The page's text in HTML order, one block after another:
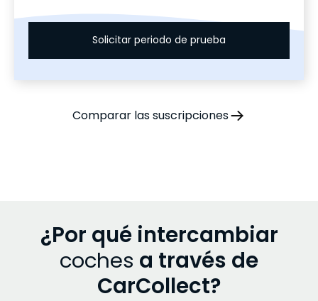
Solicitar periodo de prueba
Comparar las suscripciones
¿Por qué intercambiar
coches a través de
CarCollect?